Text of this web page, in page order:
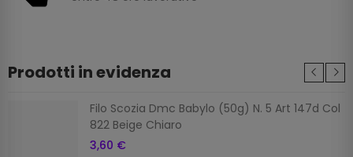
Prodotti in evidenza
Filo Scozia Dmc Babylo (50g) N. 5 Art 147d Col
822 Beige Chiaro
3,60 €